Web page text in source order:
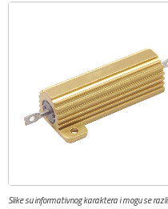
Slike su informativnog karaktera i mogu se